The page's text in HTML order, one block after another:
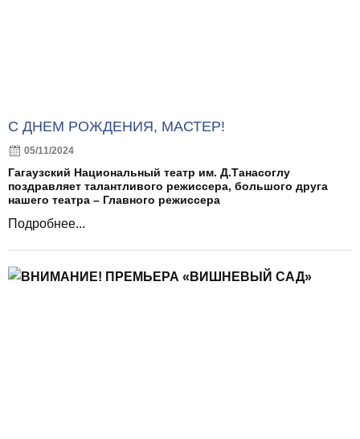
С ДНЕМ РОЖДЕНИЯ, МАСТЕР!
05/11/2024
Гагаузский Национальный театр им. Д.Танасоглу
поздравляет талантливого режиссера, большого друга
нашего театра – Главного режиссера
Подробнее...